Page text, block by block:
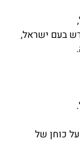
בעם ישראל,
כוחן של